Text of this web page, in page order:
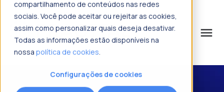
compartilhamento de conteúdos nas redes
sociais. Você pode aceitar ou rejeitar as cookies,
assim como personalizar quais deseja desativar.
Todas as informações estão disponíveis na
nossa política de cookies.
Configurações de cookies
menu
o que procura?